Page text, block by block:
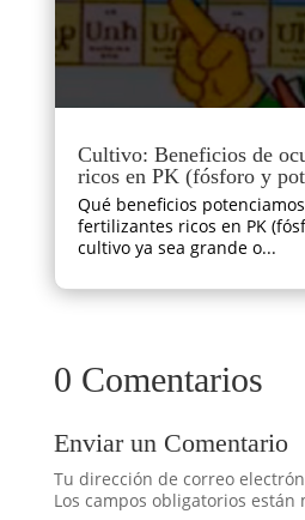
Cultivo: Beneficios de
ricos en PK (fósforo y
Qué beneficios
fertilizantes ricos en PK
cultivo ya sea grande o...
0 Comentarios
Enviar un Comentario
Tu dirección de correo
Los campos obligatorios están